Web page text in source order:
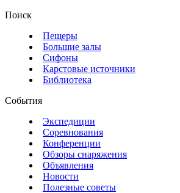
Поиск
Пещеры
Большие залы
Сифоны
Карстовые источники
Библиотека
События
Экспедиции
Соревнования
Конференции
Обзоры снаряжения
Объявления
Новости
Полезные советы